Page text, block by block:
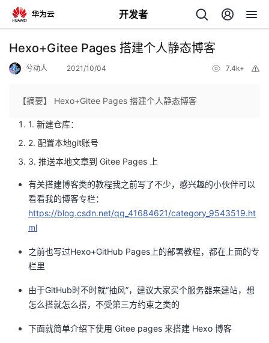
开发者
返
个
者
Hexo+Gitee Pages 搭建个人静态博客
兮动人 2021/10/04 7.4k+
【摘要】 Hexo+Gitee Pages 搭建个人静态博客
1. 新建仓库：
2. 配置本地git账号
3. 推送本地文章到 Gitee Pages 上
有关搭建博客类的教程我之前写了不少，感兴趣的小伙伴可以
看看我的博客专栏：
https://blog.csdn.net/qq_41684621/category_9543519.ht
ml
之前也写过Hexo+GitHub Pages上的部署教程，都在上面的专
栏里
由于GitHub时不时就“抽风”，建议大家买个服务器来建站，想
怎么搭就怎么搭，不受第三方约束之类的
下面就简单介绍下使用 Gitee pages 来搭建 Hexo 博客